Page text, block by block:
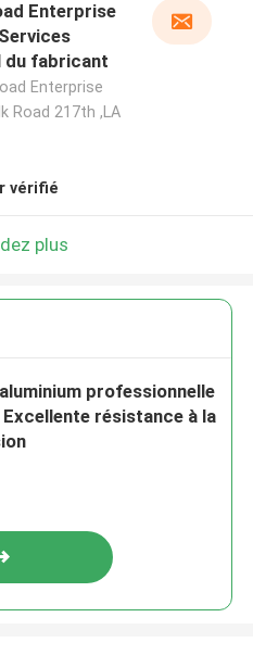
Enterprise
du fabricant
Enterprise
Road 217th ,LA
vérifié
plus
professionnelle
résistance à la